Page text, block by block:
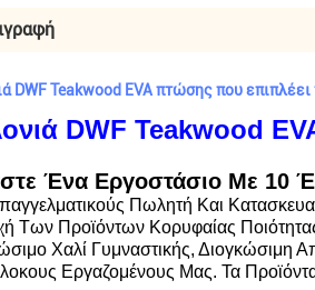
DWF Teakwood EVA πτώσης που
DWF Teakwood
Ένα Εργοστάσιο Με 10
Πωλητή Και
Των Προϊόντων Κορυφαίας
Χαλί Γυμναστικής, Διογκώσιμη
Εργαζομένους Μας. Τα